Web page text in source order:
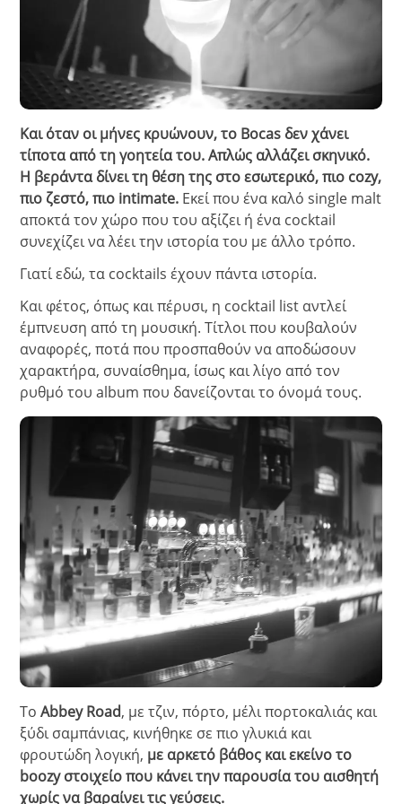
Και όταν οι μήνες κρυώνουν, το Bocas δεν χάνει
τίποτα από τη γοητεία του. Απλώς αλλάζει σκηνικό.
Η βεράντα δίνει τη θέση της στο εσωτερικό, πιο cozy,
πιο ζεστό, πιο intimate. Εκεί που ένα καλό single malt
αποκτά τον χώρο που του αξίζει ή ένα cocktail
συνεχίζει να λέει την ιστορία του με άλλο τρόπο.
Γιατί εδώ, τα cocktails έχουν πάντα ιστορία.
Και φέτος, όπως και πέρυσι, η cocktail list αντλεί
έμπνευση από τη μουσική. Τίτλοι που κουβαλούν
αναφορές, ποτά που προσπαθούν να αποδώσουν
χαρακτήρα, συναίσθημα, ίσως και λίγο από τον
ρυθμό του album που δανείζονται το όνομά τους.
ΤοAbbey Road, με τζιν, πόρτο, μέλι πορτοκαλιάς και
ξύδι σαμπάνιας, κινήθηκε σε πιο γλυκιά και
φρουτώδη λογική, με αρκετό βάθος και εκείνο το
boozy στοιχείο που κάνει την παρουσία του αισθητή
χωρίς να βαραίνει τις γεύσεις.